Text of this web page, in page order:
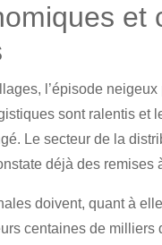
et
l’épisode
sont ralentis et
Le secteur de la
déjà des remises
doivent, quant à
centaines de milliers